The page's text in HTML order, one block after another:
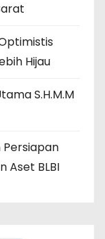
Hijau
S.H.M.M
Persiapan
Aset BLBI